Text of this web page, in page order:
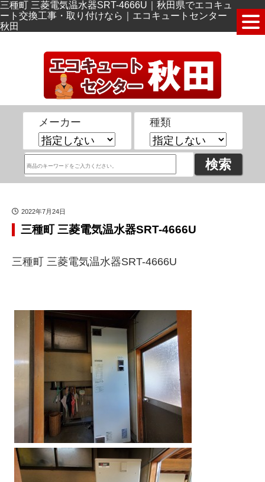
三種町 三菱電気温水器SRT-4666U｜秋田県でエコキュ
ート交換工事・取り付けなら｜エコキュートセンター
秋田
メーカー 種類
2022年7月24日
三種町 三菱電気温水器SRT-4666U
三種町 三菱電気温水器SRT-4666U